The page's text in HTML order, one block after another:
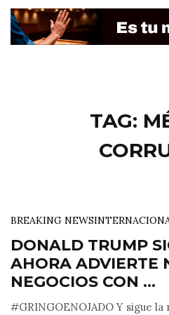
TAG:
BREAKING NEWS
DONALD TRUMP
AHORA ADVIERTE
NEGOCIOS CON ...
#GRINGOENOJADO Y sigue